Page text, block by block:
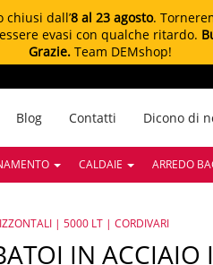
chiusi dall’8 al 23 agosto.
evasi con qualche ritardo.
Grazie. Team DEMshop!
Blog Contatti Dicono di
CALDAIE ARREDO
| 5000 LT | CORDIVARI